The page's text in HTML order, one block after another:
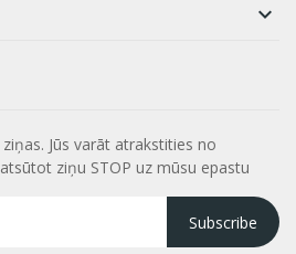

Jūs varāt atrakstities no
ziņu STOP uz mūsu epastu
Subscribe